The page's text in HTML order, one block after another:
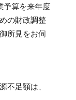
予算を来年度
の財政調整
所見をお伺
不足額は、